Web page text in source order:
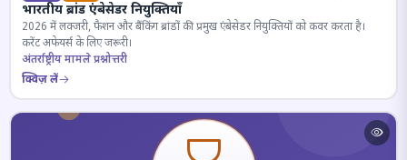
भारतीय ब्रांड एंबेसेडर नियुक्तियाँ
2026 में लक्जरी, फैशन और बैंकिंग ब्रांडों की प्रमुख एंबेसेडर नियुक्तियों को कवर करता है।
करेंट अफेयर्स के लिए जरूरी।
अंतर्राष्ट्रीय मामले प्रश्नोत्तरी
क्विज़ लें